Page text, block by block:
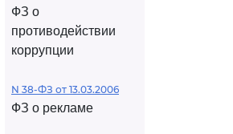
ФЗ о
противодействии
коррупции
N 38-ФЗ от 13.03.2006
ФЗ о рекламе